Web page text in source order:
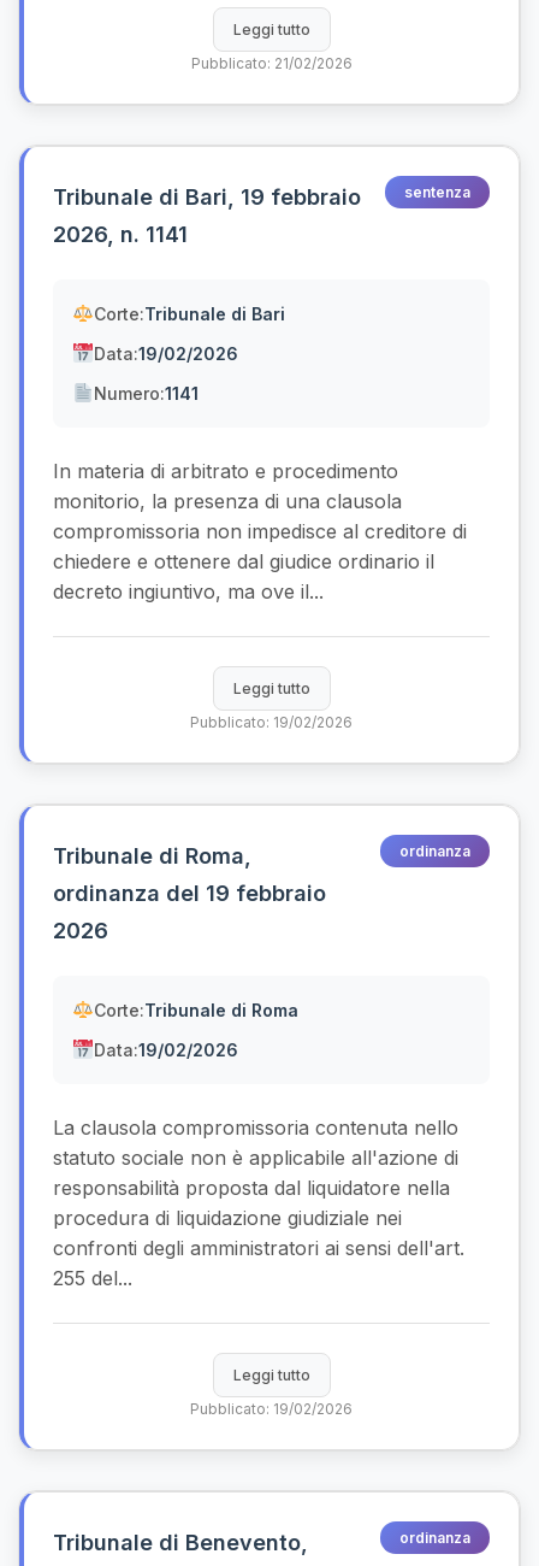
Leggi tutto
Pubblicato: 21/02/2026
Tribunale di Bari, 19 febbraio
2026, n. 1141
sentenza
Corte:Tribunale di Bari
Data:19/02/2026
Numero:1141
In materia di arbitrato e procedimento
monitorio, la presenza di una clausola
compromissoria non impedisce al creditore di
chiedere e ottenere dal giudice ordinario il
decreto ingiuntivo, ma ove il...
Leggi tutto
Pubblicato: 19/02/2026
Tribunale di Roma,
ordinanza del 19 febbraio
2026
ordinanza
Corte:Tribunale di Roma
Data:19/02/2026
La clausola compromissoria contenuta nello
statuto sociale non è applicabile all'azione di
responsabilità proposta dal liquidatore nella
procedura di liquidazione giudiziale nei
confronti degli amministratori ai sensi dell'art.
255 del...
Leggi tutto
Pubblicato: 19/02/2026
Tribunale di Benevento,
ordinanza